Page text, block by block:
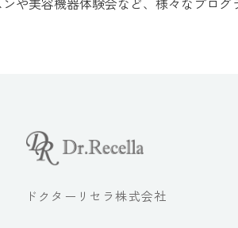
ドクターリセラ株式会社